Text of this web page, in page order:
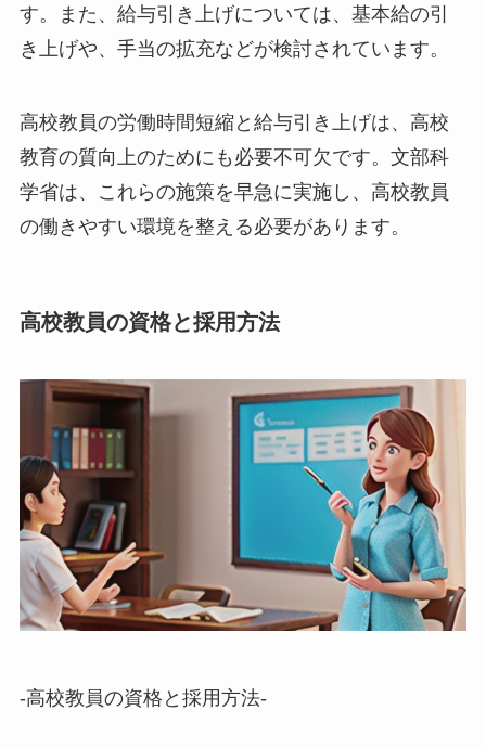
す。また、給与引き上げについては、基本給の引
き上げや、手当の拡充などが検討されています。
高校教員の労働時間短縮と給与引き上げは、高校
教育の質向上のためにも必要不可欠です。文部科
学省は、これらの施策を早急に実施し、高校教員
の働きやすい環境を整える必要があります。
高校教員の資格と採用方法
-高校教員の資格と採用方法-